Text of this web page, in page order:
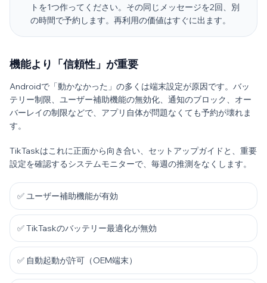
トを1つ作ってください。その同じメッセージを2回、別
の時間で予約します。再利用の価値はすぐに出ます。
機能より「信頼性」が重要
Androidで「動かなかった」の多くは端末設定が原因です。バッ
テリー制限、ユーザー補助機能の無効化、通知のブロック、オー
バーレイの制限などで、アプリ自体が問題なくても予約が壊れま
す。
TikTaskはこれに正面から向き合い、セットアップガイドと、重要
設定を確認するシステムモニターで、毎週の推測をなくします。
✅ ユーザー補助機能が有効
✅ TikTaskのバッテリー最適化が無効
✅ 自動起動が許可（OEM端末）